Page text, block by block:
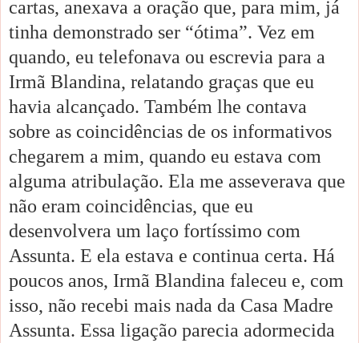
cartas, anexava a oração que, para mim, já
tinha demonstrado ser “ótima”. Vez em
quando, eu telefonava ou escrevia para a
Irmã Blandina, relatando graças que eu
havia alcançado. Também lhe contava
sobre as coincidências de os informativos
chegarem a mim, quando eu estava com
alguma atribulação. Ela me asseverava que
não eram coincidências, que eu
desenvolvera um laço fortíssimo com
Assunta. E ela estava e continua certa. Há
poucos anos, Irmã Blandina faleceu e, com
isso, não recebi mais nada da Casa Madre
Assunta. Essa ligação parecia adormecida